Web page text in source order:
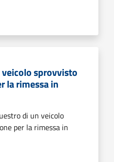
sprovvisto
la rimessa in
di un veicolo
per la rimessa in